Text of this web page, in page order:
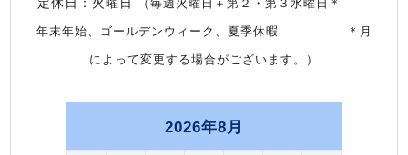
定休日：火曜日 （毎週火曜日＋第２・第３水曜日＊
年末年始、ゴールデンウィーク、夏季休暇 ＊月
によって変更する場合がございます。）
2026年8月